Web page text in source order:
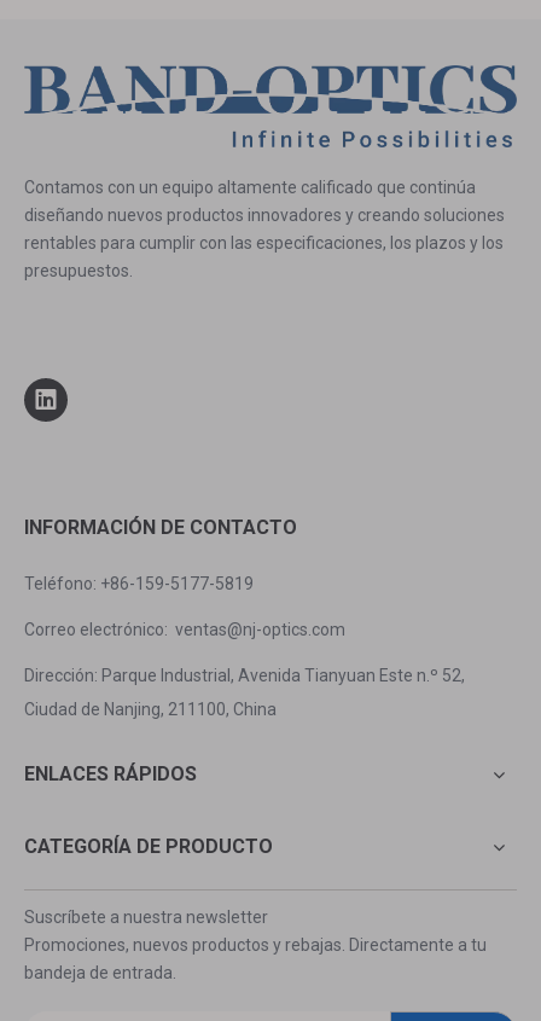
Contamos con un equipo altamente calificado que continúa
diseñando nuevos productos innovadores y creando soluciones
rentables para cumplir con las especificaciones, los plazos y los
presupuestos.
INFORMACIÓN DE CONTACTO
Teléfono: +86-159-5177-5819
Correo electrónico: ventas@nj-optics.com
Dirección: Parque Industrial, Avenida Tianyuan Este n.º 52,
Ciudad de Nanjing, 211100, China
ENLACES RÁPIDOS
CATEGORÍA DE PRODUCTO
Suscríbete a nuestra newsletter
Promociones, nuevos productos y rebajas. Directamente a tu
bandeja de entrada.